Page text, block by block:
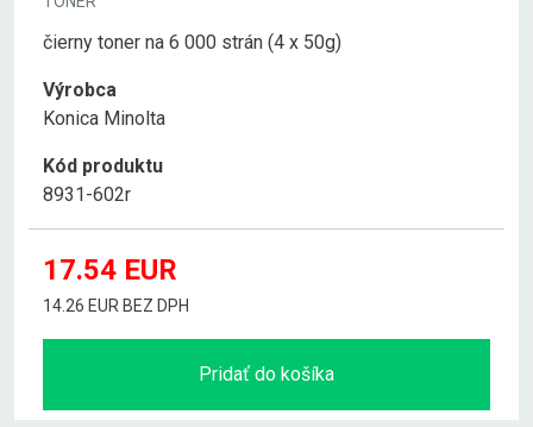
čierny toner na 6 000 strán (4 x 50g)
Výrobca
Konica Minolta
Kód produktu
8931-602r
17.54 EUR
14.26 EUR BEZ DPH
Pridať do košíka